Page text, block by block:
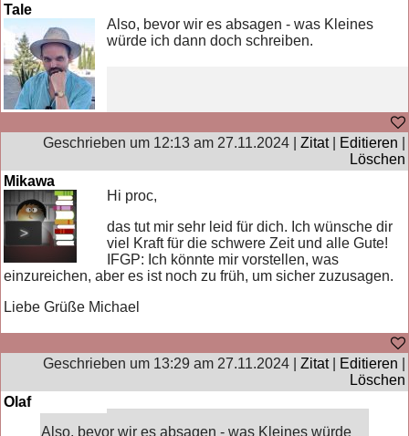
Tale
Also, bevor wir es absagen - was Kleines
würde ich dann doch schreiben.
Geschrieben um 12:13 am 27.11.2024 | Zitat| Editieren
Löschen
Mikawa
Hi proc,
das tut mir sehr leid für dich. Ich wünsche dir
viel Kraft für die schwere Zeit und alle Gute!
IFGP: Ich könnte mir vorstellen, was
einzureichen, aber es ist noch zu früh, um sicher zuzusagen.
Liebe Grüße Michael
Geschrieben um 13:29 am 27.11.2024 | Zitat| Editieren
Löschen
Olaf
Also, bevor wir es absagen - was Kleines würde